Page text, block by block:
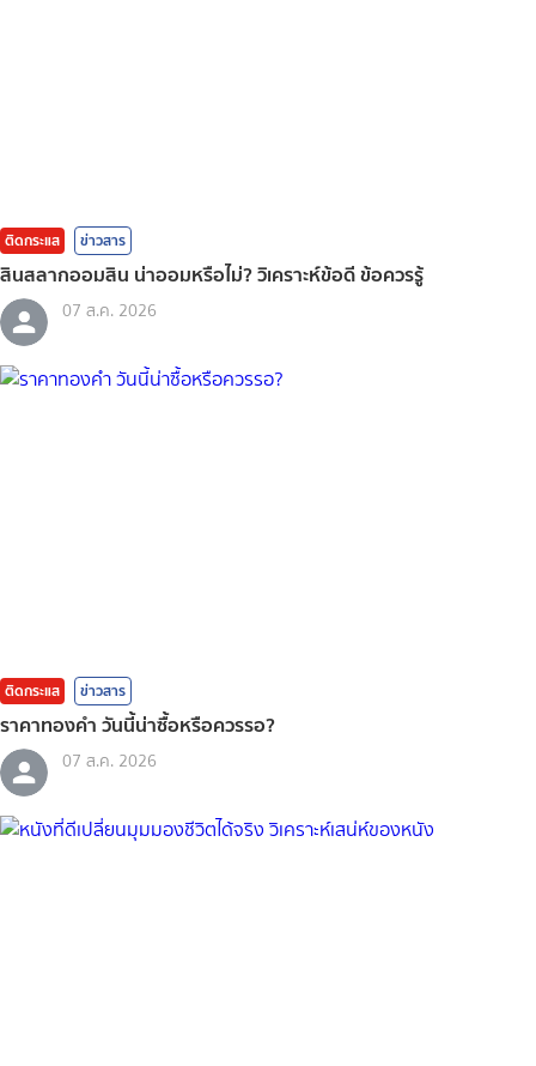
ติดกระแส ข่าวสาร
สินสลากออมสิน น่าออมหรือไม่? วิเคราะห์ข้อดี ข้อควรรู้
07 ส.ค. 2026
ติดกระแส ข่าวสาร
ราคาทองคํา วันนี้น่าซื้อหรือควรรอ?
07 ส.ค. 2026